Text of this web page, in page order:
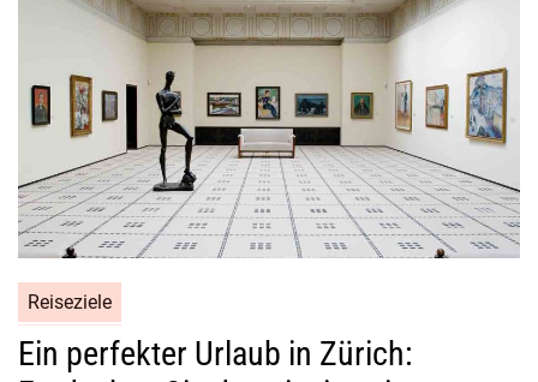
Reiseziele
Ein perfekter Urlaub in Zürich: